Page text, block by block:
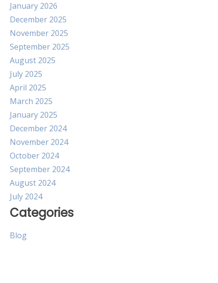
January 2026
December 2025
November 2025
September 2025
August 2025
July 2025
April 2025
March 2025
January 2025
December 2024
November 2024
October 2024
September 2024
August 2024
July 2024
Categories
Blog